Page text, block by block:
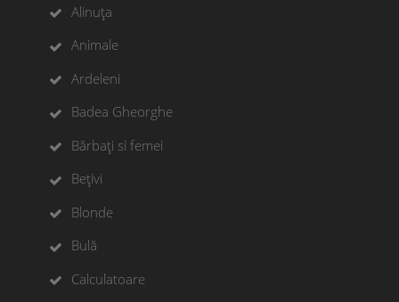
Alinuța
Animale
Ardeleni
Badea Gheorghe
Bărbați si femei
Bețivi
Blonde
Bulă
Calculatoare